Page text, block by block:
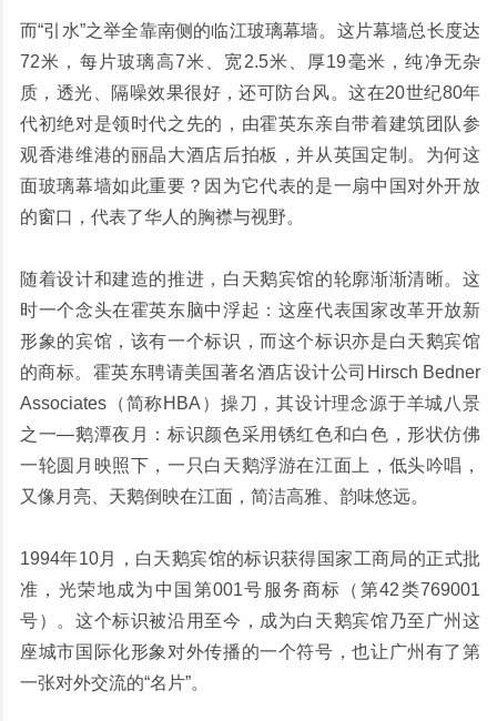
而“引水”之举全靠南侧的临江玻璃幕墙。这片幕墙总长度达
72米，每片玻璃高7米、宽2.5米、厚19毫米，纯净无杂
质，透光、隔噪效果很好，还可防台风。这在20世纪80年
代初绝对是领时代之先的，由霍英东亲自带着建筑团队参
观香港维港的丽晶大酒店后拍板，并从英国定制。为何这
面玻璃幕墙如此重要？因为它代表的是一扇中国对外开放
的窗口，代表了华人的胸襟与视野。
随着设计和建造的推进，白天鹅宾馆的轮廓渐渐清晰。这
时一个念头在霍英东脑中浮起：这座代表国家改革开放新
形象的宾馆，该有一个标识，而这个标识亦是白天鹅宾馆
的商标。霍英东聘请美国著名酒店设计公司Hirsch Bedner
Associates（简称HBA）操刀，其设计理念源于羊城八景
之一—鹅潭夜月：标识颜色采用锈红色和白色，形状仿佛
一轮圆月映照下，一只白天鹅浮游在江面上，低头吟唱，
又像月亮、天鹅倒映在江面，简洁高雅、韵味悠远。
1994年10月，白天鹅宾馆的标识获得国家工商局的正式批
准，光荣地成为中国第001号服务商标（第42类769001
号）。这个标识被沿用至今，成为白天鹅宾馆乃至广州这
座城市国际化形象对外传播的一个符号，也让广州有了第
一张对外交流的“名片”。